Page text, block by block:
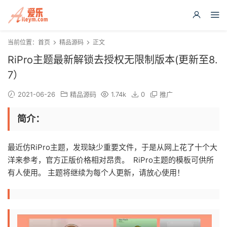
当前位置： 首页 精品源码 正文
RiPro主题最新解锁去授权无限制版本(更新至8.
7）
2021-06-26 精品源码 1.74k 0 推广
简介：
最近仿RiPro主题，发现缺少重要文件，于是从网上花了十个大
洋来参考，官方正版价格相对昂贵。 RiPro主题的模板可供所
有人使用。 主题将继续为每个人更新，请放心使用！